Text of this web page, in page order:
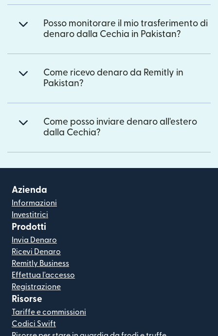
Posso monitorare il mio trasferimento di
denaro dalla Cechia in Pakistan?
Come ricevo denaro da Remitly in
Pakistan?
Come posso inviare denaro all'estero
dalla Cechia?
Azienda
Informazioni
Investitrici
Prodotti
Invia Denaro
Ricevi Denaro
Remitly Business
Effettua l'accesso
Registrazione
Risorse
Tariffe e commissioni
Codici Swift